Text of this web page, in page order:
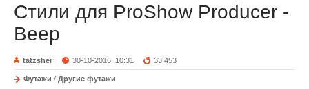
Стили для ProShow Producer -
Веер
tatzsher 30-10-2016, 10:31 33 453
Футажи / Другие футажи